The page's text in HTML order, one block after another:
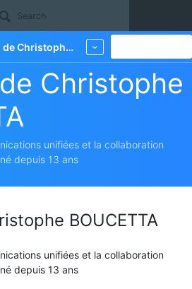
Site
BOUCETTA
Christophe
unifiées et la collaboration
depuis 13 ans
BOUCETTA
unifiées et la collaboration
depuis 13 ans